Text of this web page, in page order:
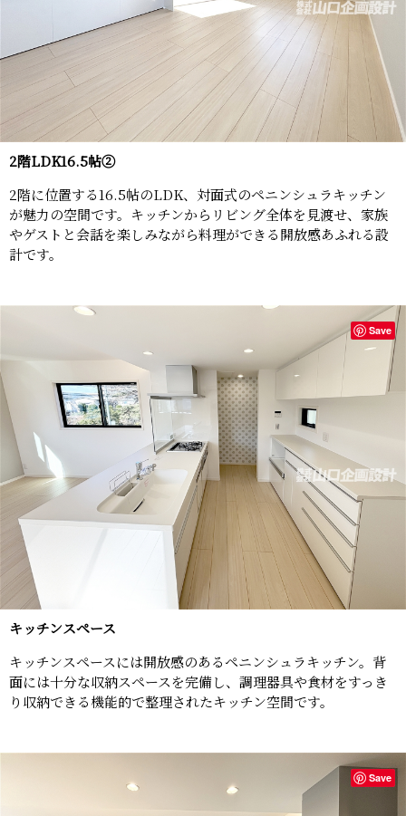
2階LDK16.5帖②
2階に位置する16.5帖のLDK、対面式のペニンシュラキッチン
が魅力の空間です。キッチンからリビング全体を見渡せ、家族
やゲストと会話を楽しみながら料理ができる開放感あふれる設
計です。
キッチンスペース
キッチンスペースには開放感のあるペニンシュラキッチン。背
面には十分な収納スペースを完備し、調理器具や食材をすっき
り収納できる機能的で整理されたキッチン空間です。
Save
Save